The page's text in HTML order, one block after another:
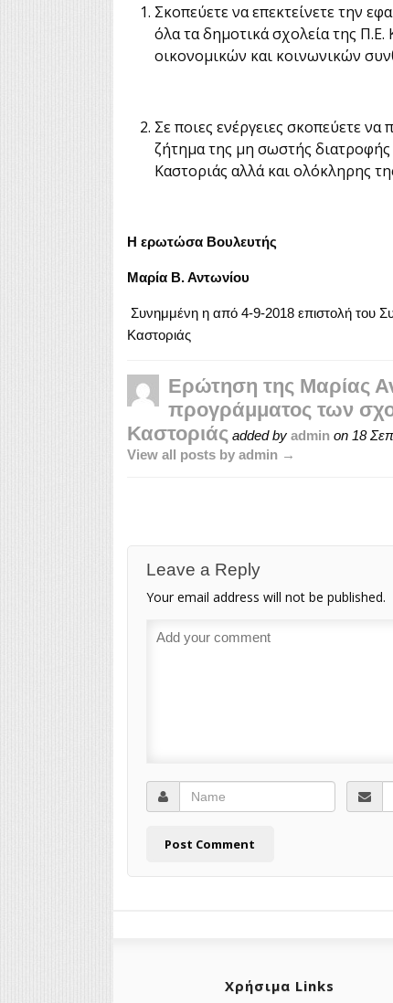
Σκοπεύετε να επεκτείνετε την
όλα τα δημοτικά σχολεία της
οικονομικών και κοινωνικών
Σε ποιες ενέργειες σκοπεύετε
ζήτημα της μη σωστής
Καστοριάς αλλά και ολόκληρης
Η ερωτώσα Βουλευτής
Μαρία Β. Αντωνίου
Συνημμένη η από 4-9-2018 επιστολή του
Καστοριάς
Ερώτηση της Μαρίας
προγράμματος των
Καστοριάς added by adminon 18
View all posts by admin →
Leave a Reply
Your email address will not be published.
Χρήσιμα Links